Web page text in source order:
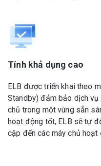
Tính khả dụng cao
ELB được triển khai theo
Standby) đảm bảo dịch
chủ trong một vùng sẵn
hoạt động tốt, ELB sẽ tự
cập đến các máy chủ